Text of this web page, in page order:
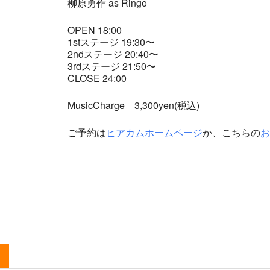
OPEN 18:00
1stステージ 19:30〜
2ndステージ 20:40〜
3rdステージ 21:50〜
CLOSE 24:00
MusicCharge 3,300yen(税込)
ご予約はヒアカムホームページか、こちらの